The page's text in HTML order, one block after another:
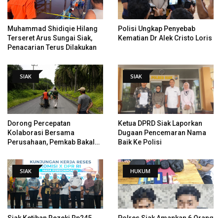
Muhammad Shidiqie Hilang
Terseret Arus Sungai Siak,
Penacarian Terus Dilakukan
Polisi Ungkap Penyebab
Kematian Dr Alek Cristo Loris
SIAK
Dorong Percepatan
Kolaborasi Bersama
Perusahaan, Pemkab Bakal
Rawa Yang Rusak
SIAK
Ketua DPRD Siak Laporkan
Dugaan Pencemaran Nama
Baik Ke Polisi
SIAK HUKUM